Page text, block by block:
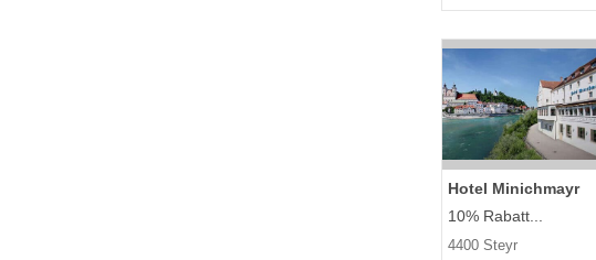
Hotel Minichmayr
10% Rabatt...
4400 Steyr